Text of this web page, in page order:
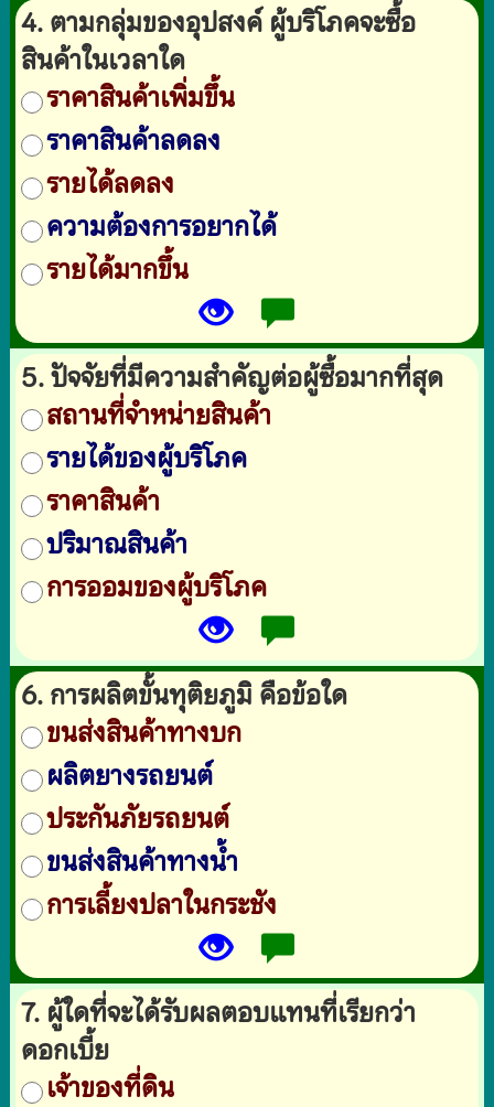
4. ตามกลุ่มของอุปสงค์ ผู้บริโภคจะซื้อ
สินค้าในเวลาใด
ราคาสินค้าเพิ่มขึ้น
ราคาสินค้าลดลง
รายได้ลดลง
ความต้องการอยากได้
รายได้มากขึ้น
5. ปัจจัยที่มีความสำคัญต่อผู้ซื้อมากที่สุด
สถานที่จำหน่ายสินค้า
รายได้ของผู้บริโภค
ราคาสินค้า
ปริมาณสินค้า
การออมของผู้บริโภค
6. การผลิตขั้นทุติยภูมิ คือข้อใด
ขนส่งสินค้าทางบก
ผลิตยางรถยนต์
ประกันภัยรถยนต์
ขนส่งสินค้าทางน้ำ
การเลี้ยงปลาในกระชัง
7. ผู้ใดที่จะได้รับผลตอบแทนที่เรียกว่า
ดอกเบี้ย
เจ้าของที่ดิน